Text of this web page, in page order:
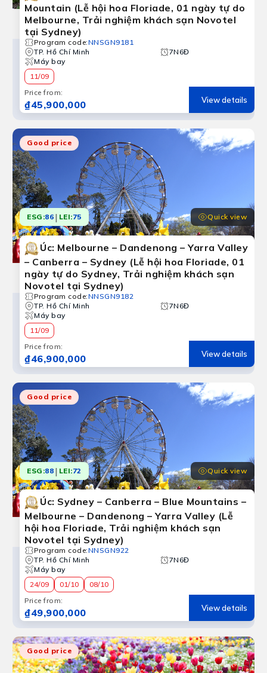
Canberra
xanh mát và nhịp sống chậm rãi. Đến Canberra
Mountain (Lễ hội hoa Floriade, 01 ngày tự do
Melbourne, Trải nghiệm khách sạn Novotel
tại Sydney)
Program code:NNSGN9181
TP. Hồ Chí Minh
7N6Đ
Máy bay
11/09
Price from:
₫45,900,000 View details
Good price
ESG:86 | LEI:75 Quick view
Úc: Melbourne – Dandenong – Yarra Valley
– Canberra – Sydney (Lễ hội hoa Floriade, 01
ngày tự do Sydney, Trải nghiệm khách sạn
Novotel tại Sydney)
Program code:NNSGN9182
TP. Hồ Chí Minh
7N6Đ
Máy bay
11/09
Price from:
₫46,900,000 View details
Good price
ESG:88 | LEI:72 Quick view
Úc: Sydney – Canberra – Blue Mountains –
Melbourne – Dandenong – Yarra Valley (Lễ
hội hoa Floriade, Trải nghiệm khách sạn
Novotel tại Sydney)
Program code:NNSGN922
TP. Hồ Chí Minh
7N6Đ
Máy bay
24/09
01/10
08/10
Price from:
₫49,900,000 View details
Good price